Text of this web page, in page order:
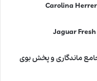
ماندگاری و پخش بوی